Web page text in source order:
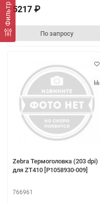
Фильтр 5217 ₽
По запросу
Zebra Термоголовка (203 dpi)
для ZT410 [P1058930-009]
766961